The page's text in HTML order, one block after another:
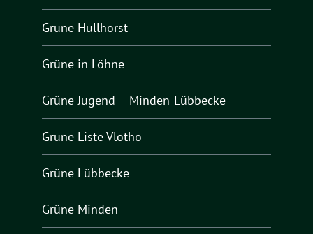
Grüne Hüllhorst
Grüne in Löhne
Grüne Jugend – Minden-Lübbecke
Grüne Liste Vlotho
Grüne Lübbecke
Grüne Minden